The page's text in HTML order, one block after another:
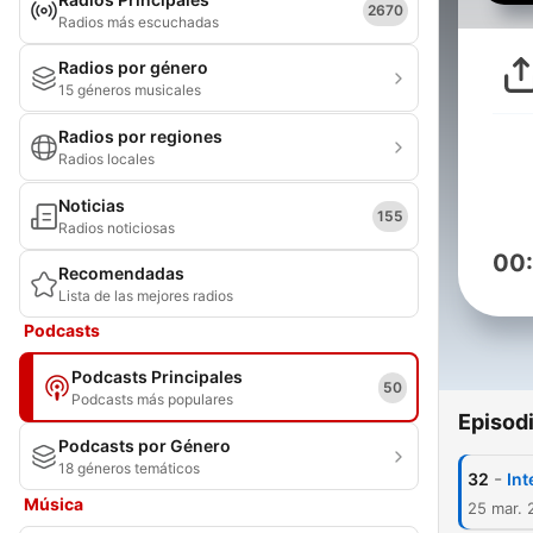
Radios más escuchadas
2670
Radios por género
15 géneros musicales
Radios por regiones
Radios locales
Noticias
Radios noticiosas
155
Recomendadas
Lista de las mejores radios
Podcasts
Podcasts Principales
Podcasts más populares
50
Podcasts por Género
18 géneros temáticos
Música
32 -
25 mar.